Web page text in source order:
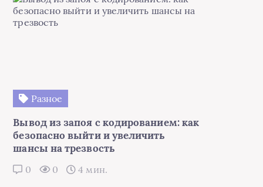
Разное
Вывод из запоя с кодированием: как
безопасно выйти и увеличить
шансы на трезвость
0 0 4 мин.